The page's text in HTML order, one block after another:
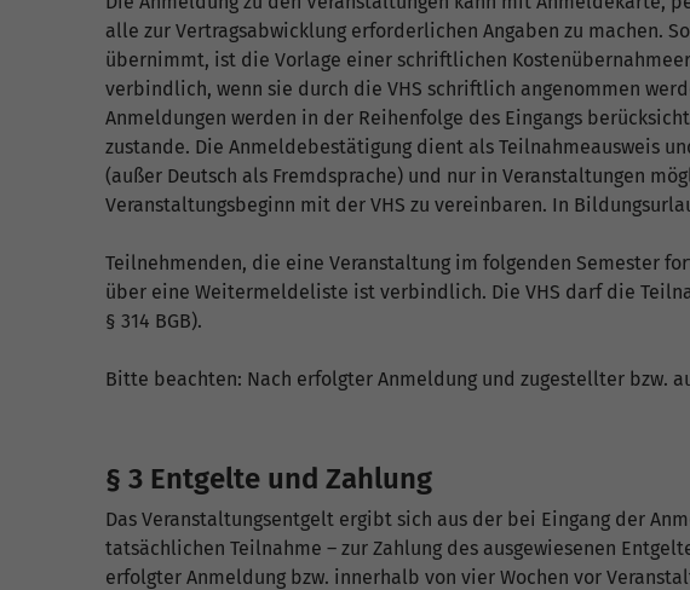
alle zur Vertragsabwicklung erforderlichen Angaben zu machen.
übernimmt, ist die Vorlage einer schriftlichen
verbindlich, wenn sie durch die VHS schriftlich angenommen
Anmeldungen werden in der Reihenfolge des Eingangs
zustande. Die Anmeldebestätigung dient als Teilnahmeausweis
(außer Deutsch als Fremdsprache) und nur in Veranstaltungen
Veranstaltungsbeginn mit der VHS zu vereinbaren. In
Teilnehmenden, die eine Veranstaltung im folgenden Semester
über eine Weitermeldeliste ist verbindlich. Die VHS darf die
§ 314 BGB).
Bitte beachten: Nach erfolgter Anmeldung und zugestellter bzw.
§ 3 Entgelte und Zahlung
Das Veranstaltungsentgelt ergibt sich aus der bei Eingang der
tatsächlichen Teilnahme – zur Zahlung des ausgewiesenen
erfolgter Anmeldung bzw. innerhalb von vier Wochen vor